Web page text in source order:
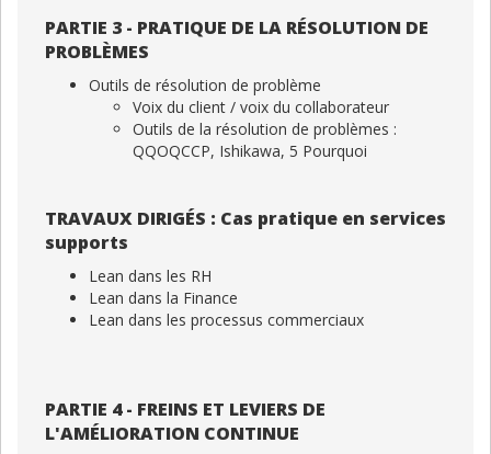
PARTIE 3 - PRATIQUE DE LA RÉSOLUTION DE
PROBLÈMES
Outils de résolution de problème
Voix du client / voix du collaborateur
Outils de la résolution de problèmes :
QQOQCCP, Ishikawa, 5 Pourquoi
TRAVAUX DIRIGÉS : Cas pratique en services
supports
Lean dans les RH
Lean dans la Finance
Lean dans les processus commerciaux
PARTIE 4 - FREINS ET LEVIERS DE
L'AMÉLIORATION CONTINUE